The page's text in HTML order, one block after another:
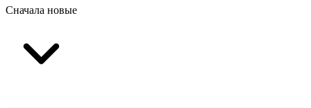
Сначала новые